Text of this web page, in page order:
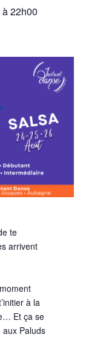
22h00
te
arrivent
à la
Et ça se
Paluds